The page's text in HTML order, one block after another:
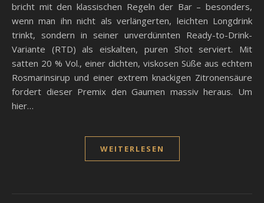
bricht mit den klassischen Regeln der Bar – besonders,
wenn man ihn nicht als verlängerten, leichten Longdrink
trinkt, sondern in seiner unverdünnten Ready-to-Drink-
Variante (RTD) als eiskalten, puren Shot serviert. Mit
satten 20 % Vol., einer dichten, viskosen Süße aus echtem
Rosmarinsirup und einer extrem knackigen Zitronensäure
fordert dieser Premix den Gaumen massiv heraus. Um
hier…
WEITERLESEN